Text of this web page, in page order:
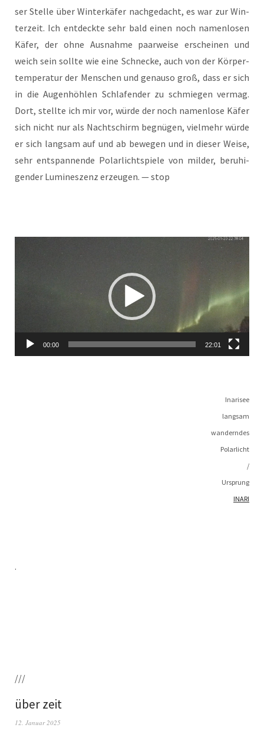
ser Stel­le über Win­ter­kä­fer nach­ge­dacht, es war zur Win­
ter­zeit. Ich ent­deck­te sehr bald einen noch namen­lo­sen
Käfer, der ohne Aus­nah­me paar­wei­se erschei­nen und
weich sein soll­te wie eine Schne­cke, auch von der Kör­per­
tem­pe­ra­tur der Men­schen und genau­so groß, dass er sich
in die Augen­höh­len Schla­fen­der zu schmie­gen ver­mag.
Dort, stell­te ich mir vor, wür­de der noch namen­lo­se Käfer
sich nicht nur als Nacht­schirm begnü­gen, viel­mehr wür­de
er sich lang­sam auf und ab bewe­gen und in die­ser Wei­se,
sehr ent­span­nen­de Polar­licht­spie­le von mil­der, beru­hi­
gen­der Lumi­nes­zenz erzeu­gen. — stop
Player
00:00 22:01
Ina­ri­see
langsam
wanderndes
Polarlicht
/
Ursprung
INARI
.
///
über zeit
12. Januar 2025